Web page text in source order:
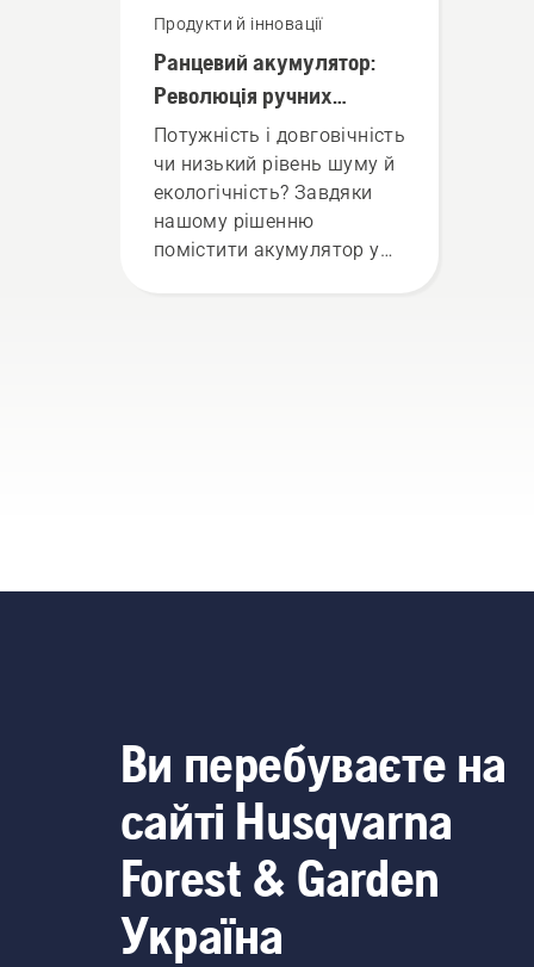
Продукти й інновації
Ранцевий акумулятор:
Революція ручних
акумуляторних
інструментів
Потужність і довговічність
чи низький рівень шуму й
екологічність? Завдяки
нашому рішенню
помістити акумулятор у
акумуляторного ручного
Ви перебуваєте на
сайті Husqvarna
Forest & Garden
Україна